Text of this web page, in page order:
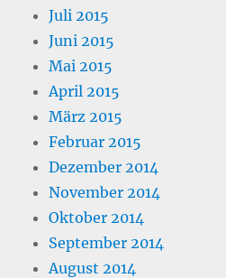
Juli 2015
Juni 2015
Mai 2015
April 2015
März 2015
Februar 2015
Dezember 2014
November 2014
Oktober 2014
September 2014
August 2014